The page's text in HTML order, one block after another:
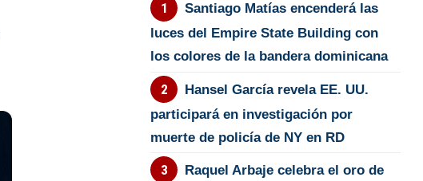
Santiago Matías encenderá las
luces del Empire State Building con
los colores de la bandera dominicana
Hansel García revela EE. UU.
participará en investigación por
muerte de policía de NY en RD
Raquel Arbaje celebra el oro de